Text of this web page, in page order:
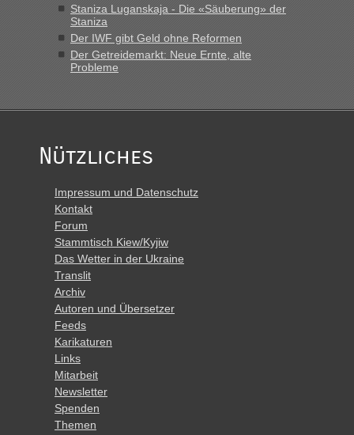
Staniza Luganskaja - Die «Säuberung» der
Staniza
Der IWF gibt Geld ohne Reformen
Der Getreidemarkt: Neue Ernte, alte
Probleme
Nützliches
Impressum und Datenschutz
Kontakt
Forum
Stammtisch Kiew/Kyjiw
Das Wetter in der Ukraine
Translit
Archiv
Autoren und Übersetzer
Feeds
Karikaturen
Links
Mitarbeit
Newsletter
Spenden
Themen